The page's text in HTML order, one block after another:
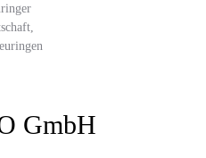
GmbH